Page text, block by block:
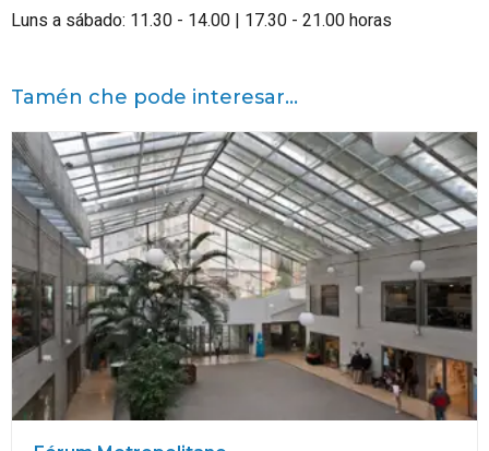
Luns a sábado: 11.30 - 14.00 | 17.30 - 21.00 horas
Tamén che pode interesar...